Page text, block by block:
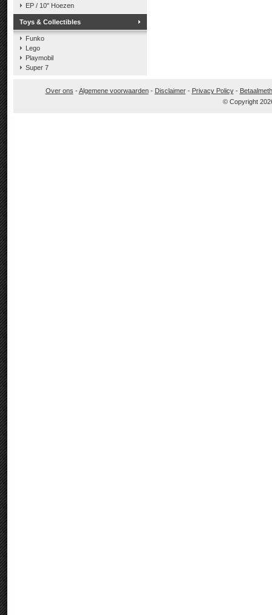
EP / 10" Hoezen
Toys & Collectibles
Funko
Lego
Playmobil
Super 7
Over ons -Algemene voorwaarden- Disclaimer- Privacy Policy-
© Copyright